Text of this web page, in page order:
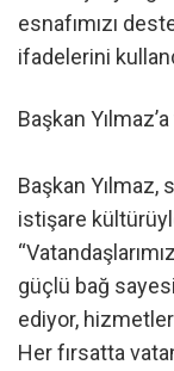
esnafımızı
ifadelerini
Başkan
Başkan Yılmaz,
istişare
güçlü bağ
ediyor,
Her fırsatta